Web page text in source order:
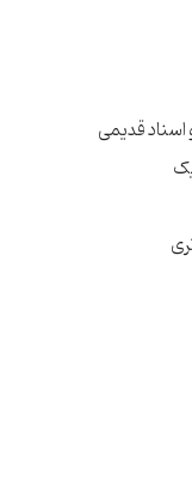
اسناد قدیمی